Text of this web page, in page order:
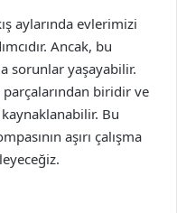
aylarında evlerimizi
Ancak, bu
sorunlar yaşayabilir.
biridir ve
kaynaklanabilir. Bu
aşırı çalışma